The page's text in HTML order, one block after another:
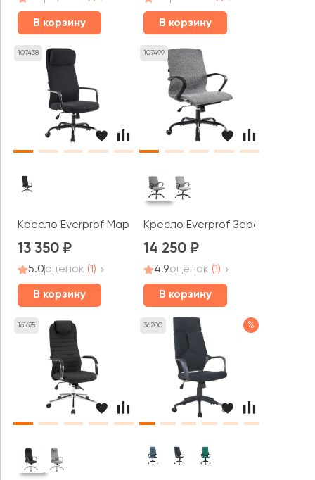
В корзину В корзину
107438
Кресло Everprof Марс / Mars
13 350
5.0оценок (1)
В корзину
107499
Кресло Everprof Зеро / Zero
14 250
4.9оценок (1)
В корзину
161675 36200 %